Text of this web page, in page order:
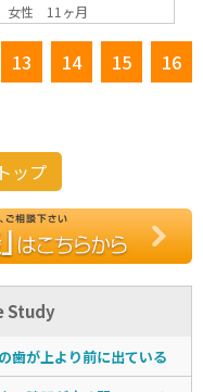
女性 11ヶ月
13 14 15 16
ップ
Study
歯が上より前に出ている